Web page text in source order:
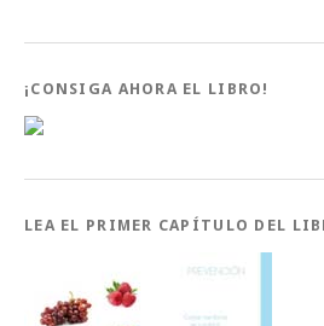
¡CONSIGA AHORA EL LIBRO!
LEA EL PRIMER CAPÍTULO DEL